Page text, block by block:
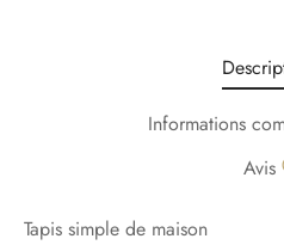
Informations
Avis
Tapis simple de maison